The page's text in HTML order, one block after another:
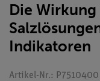
Die
Indikatoren
Artikel-Nr.: